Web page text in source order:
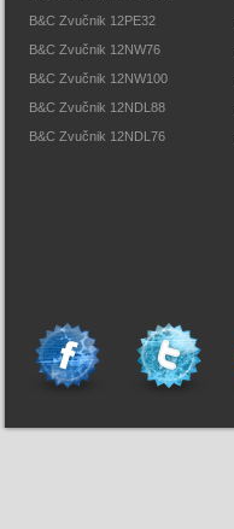
B&C Zvučnik 12PE32
B&C Zvučnik 12NW76
B&C Zvučnik 12NW100
B&C Zvučnik 12NDL88
B&C Zvučnik 12NDL76